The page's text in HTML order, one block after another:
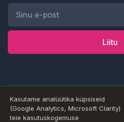
Liitu
© 2026 Goyoga Estonia OÜ.
Kasutame analüütika küpsiseid
(Google Analytics, Microsoft Clarity)
teie kasutuskogemuse
Nimi
Saada